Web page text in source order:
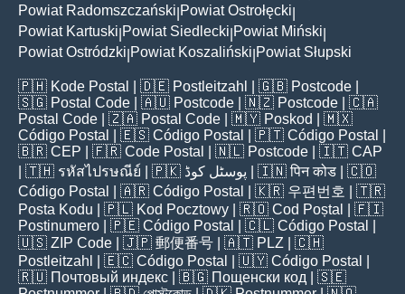
Powiat Radomszczański Powiat Ostrołęcki
Powiat Kartuski Powiat Siedlecki Powiat Miński
Powiat Ostródzki Powiat Koszaliński Powiat Słupski
🇵🇭 Kode Postal | 🇩🇪 Postleitzahl | 🇬🇧 Postcode
🇸🇬 Postal Code | 🇦🇺 Postcode | 🇳🇿 Postcode | 🇨🇦
Postal Code | 🇿🇦 Postal Code | 🇲🇾 Poskod
| 🇲🇽
Código Postal
| 🇪🇸 Código Postal | 🇵🇹 Código Postal
🇧🇷 CEP | 🇫🇷 Code Postal | 🇳🇱 Postcode | 🇮🇹 CAP
| 🇹🇭 รหัสไปรษณีย์ | 🇵🇰 پوسٹل کوڈ | 🇮🇳पिन कोड | 🇨🇴
Código Postal
| 🇦🇷 Código Postal | 🇰🇷 우편번호
| 🇹🇷
Posta Kodu | 🇵🇱 Kod Pocztowy | 🇷🇴 Cod Poștal
| 🇫🇮
Postinumero | 🇵🇪 Código Postal | 🇨🇱 Código Postal
🇺🇸 ZIP Code | 🇯🇵 郵便番号 | 🇦🇹 PLZ | 🇨🇭
Postleitzahl
| 🇪🇨 Código Postal | 🇺🇾 Código Postal
🇷🇺 Почтовый индекс | 🇧🇬 Пощенски код | 🇸🇪